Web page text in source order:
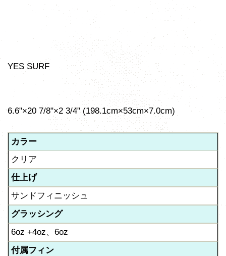
YES SURF
6.6"×20 7/8"×2 3/4" (198.1cm×53cm×7.0cm)
カラー
クリア
仕上げ
サンドフィニッシュ
グラッシング
6oz +4oz、6oz
付属フィン